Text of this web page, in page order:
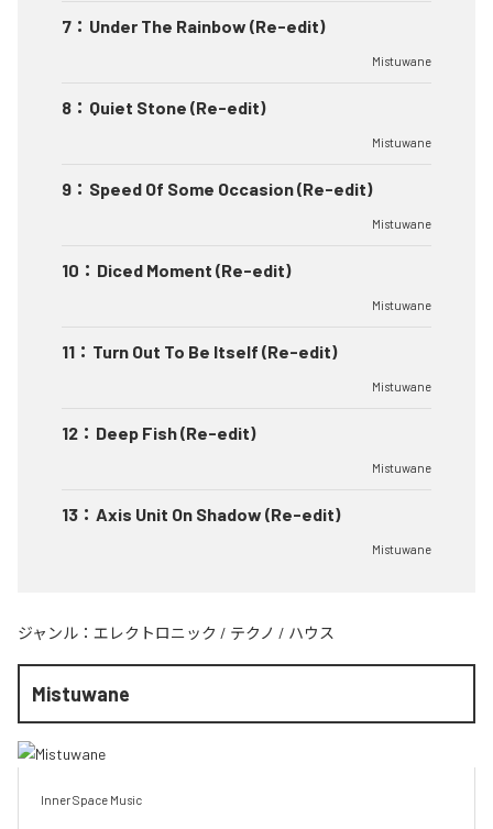
7 ： Under The Rainbow (Re-edit)
Mistuwane
8 ： Quiet Stone (Re-edit)
Mistuwane
9 ： Speed Of Some Occasion (Re-edit)
Mistuwane
10 ： Diced Moment (Re-edit)
Mistuwane
11 ： Turn Out To Be Itself (Re-edit)
Mistuwane
12 ： Deep Fish (Re-edit)
Mistuwane
13 ： Axis Unit On Shadow (Re-edit)
Mistuwane
ジャンル： エレクトロニック / テクノ / ハウス
Mistuwane
Inner Space Music